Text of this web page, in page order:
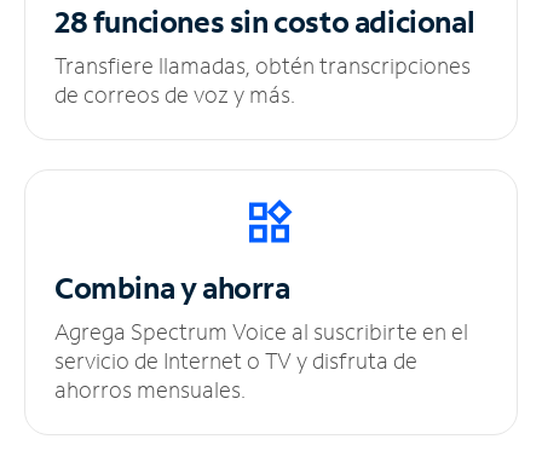
28 funciones sincosto adicional
Transfiere llamadas, obtén transcripciones
de correos de voz y más.
Combina y ahorra
Agrega Spectrum Voice al suscribirte en el
servicio de Internet o TV y disfruta de
ahorros mensuales.